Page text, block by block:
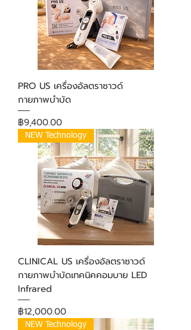
PRO US เครื่องอัลตราซาวด์
กายภาพบำบัด
ราคา
฿9,400.00
NEW Technology
CLINICAL US เครื่องอัลตราซาวด์
กายภาพบำบัดเทคนิคคอมบาย LED
Infrared
ราคา
฿12,000.00
NEW Technology